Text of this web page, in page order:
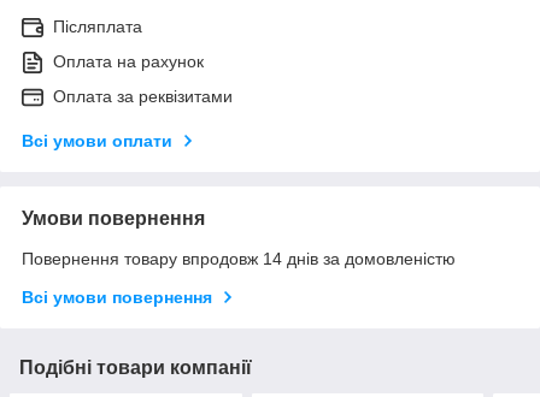
Післяплата
Оплата на рахунок
Оплата за реквізитами
Всі умови оплати
Умови повернення
Повернення товару впродовж 14 днів за домовленістю
Всі умови повернення
Подібні товари компанії